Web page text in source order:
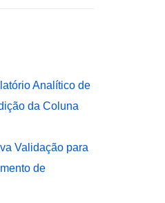
Analítico de
da Coluna
Validação para
de